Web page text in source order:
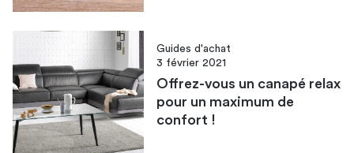
Guides d'achat
3 février 2021
Offrez-vous un canapé relax
pour un maximum de
confort !